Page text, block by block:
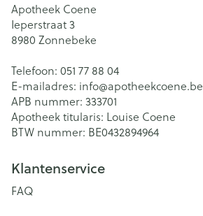
Apotheek Coene
Ieperstraat 3
8980 Zonnebeke
Telefoon: 051 77 88 04
E-mailadres: info@apotheekcoene.be
APB nummer: 333701
Apotheek titularis: Louise Coene
BTW nummer: BE0432894964
Klantenservice
FAQ